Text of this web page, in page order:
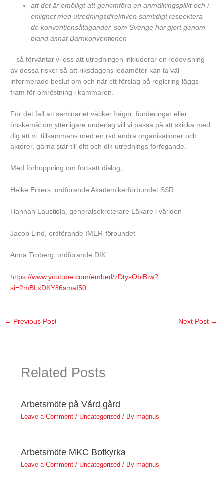
att det är omöjligt att genomföra en anmälningsplikt och i
enlighet med utredningsdirektiven samtidigt respektera
de konventionsåtaganden som Sverige har gjort genom
bland annat Barnkonventionen
– så förväntar vi oss att utredningen inkluderar en redovisning
av dessa risker så att riksdagens ledamöter kan ta väl
informerade beslut om och när ett förslag på reglering läggs
fram för omröstning i kammaren.
För det fall att seminariet väcker frågor, funderingar eller
önskemål om ytterligare underlag vill vi passa på att skicka med
dig att vi, tillsammans med en rad andra organisationer och
aktörer, gärna står till ditt och din utrednings förfogande.
Med förhoppning om fortsatt dialog,
Heike Erkers, ordförande Akademikerförbundet SSR
Hannah Laustiola, generalsekreterare Läkare i världen
Jacob Lind, ordförande IMER-förbundet
Anna Troberg, ordförande DIK
https://www.youtube.com/embed/zDtysOblBtw?
si=2mBLxDKY86smaI50
← Previous Post Next Post →
Related Posts
Arbetsmöte på Vård gård
Leave a Comment / Uncategorized / By magnus
Arbetsmöte MKC Botkyrka
Leave a Comment / Uncategorized / By magnus